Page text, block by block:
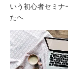
いう初心者セミナ
たへ